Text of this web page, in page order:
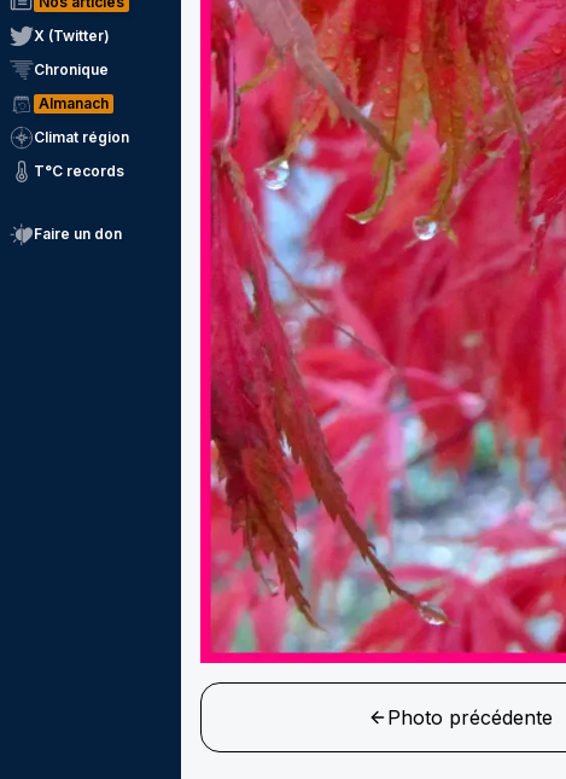
X (Twitter)
Chronique
Almanach
Climat région
T°C records
Faire un don
Photo précédente